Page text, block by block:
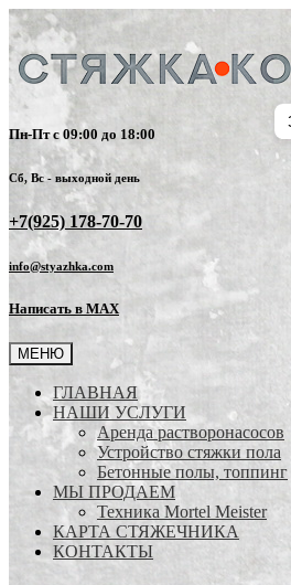
Пн-Пт с 09:00 до 18:00
Сб, Вс - выходной день
+7(925) 178-70-70
info@styazhka.com
Написать в MAX
МЕНЮ
ГЛАВНАЯ
НАШИ УСЛУГИ
Аренда растворонасосов
Устройство стяжки пола
Бетонные полы, топпинг
МЫ ПРОДАЕМ
Техника Mortel Meister
КАРТА СТЯЖЕЧНИКА
КОНТАКТЫ